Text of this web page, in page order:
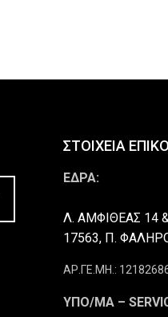
ΣΤΟΙΧΕΙΑ
ΕΔΡΑ:
Λ. ΑΜΦΙΘΕΑΣ 14
17563, Π.
ΑΡ.ΓΕ.ΜΗ.:
ΥΠΟ/ΜΑ –